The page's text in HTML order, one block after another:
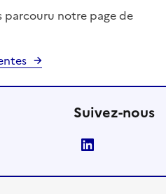
parcouru notre page de
Suivez-nous